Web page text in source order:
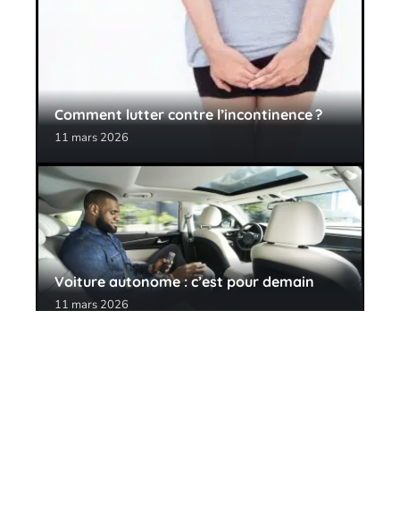
Comment lutter contre l’incontinence ?
11 mars 2026
Voiture autonome : c’est pour demain
11 mars 2026